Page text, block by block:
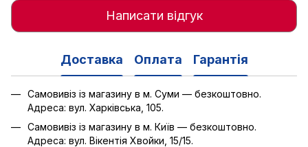
Написати відгук
Доставка Оплата Гарантія
Самовивіз із магазину в м. Суми — безкоштовно.
Адреса: вул. Харківська, 105.
Самовивіз із магазину в м. Київ — безкоштовно.
Адреса: вул. Вікентія Хвойки, 15/15.